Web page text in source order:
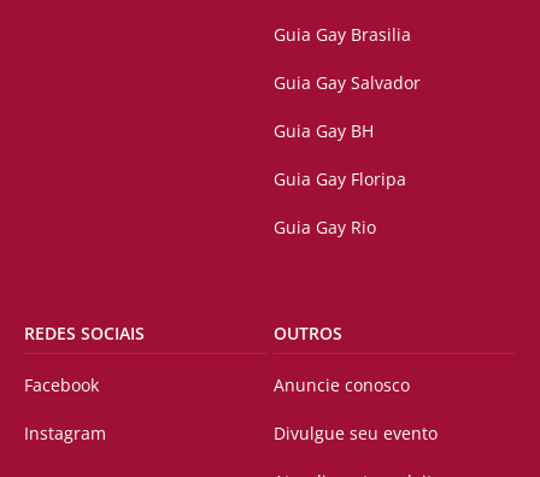
Guia Gay Brasilia
Guia Gay Salvador
Guia Gay BH
Guia Gay Floripa
Guia Gay Rio
REDES SOCIAIS
Facebook
Instagram
OUTROS
Anuncie conosco
Divulgue seu evento